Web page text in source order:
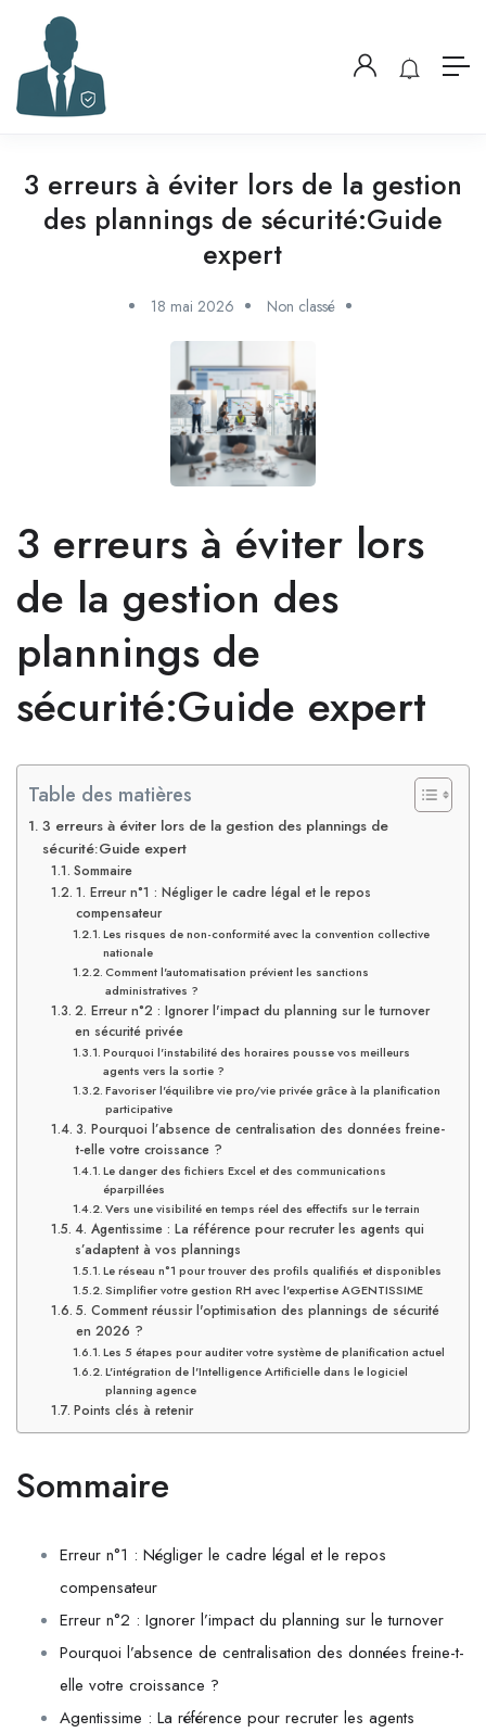
3 erreurs à éviter lors de la gestion
des plannings de sécurité:Guide
expert
18 mai 2026 Non classé
3 erreurs à éviter lors
de la gestion des
plannings de
sécurité:Guide expert
Table des matières
3 erreurs à éviter lors de la gestion des plannings de
sécurité:Guide expert
Sommaire
1. Erreur n°1 : Négliger le cadre légal et le repos
compensateur
Les risques de non-conformité avec la convention collective
nationale
Comment l'automatisation prévient les sanctions
administratives ?
2. Erreur n°2 : Ignorer l'impact du planning sur le turnover
en sécurité privée
Pourquoi l'instabilité des horaires pousse vos meilleurs
agents vers la sortie ?
Favoriser l'équilibre vie pro/vie privée grâce à la planification
participative
3. Pourquoi l’absence de centralisation des données freine-
t-elle votre croissance ?
Le danger des fichiers Excel et des communications
éparpillées
Vers une visibilité en temps réel des effectifs sur le terrain
4. Agentissime : La référence pour recruter les agents qui
s’adaptent à vos plannings
Le réseau n°1 pour trouver des profils qualifiés et disponibles
Simplifier votre gestion RH avec l'expertise AGENTISSIME
5. Comment réussir l'optimisation des plannings de sécurité
en 2026 ?
Les 5 étapes pour auditer votre système de planification actuel
L'intégration de l'Intelligence Artificielle dans le logiciel
planning agence
Points clés à retenir
Sommaire
Erreur n°1 : Négliger le cadre légal et le repos
compensateur
Erreur n°2 : Ignorer l’impact du planning sur le turnover
Pourquoi l’absence de centralisation des données freine-t-
elle votre croissance ?
Agentissime : La référence pour recruter les agents